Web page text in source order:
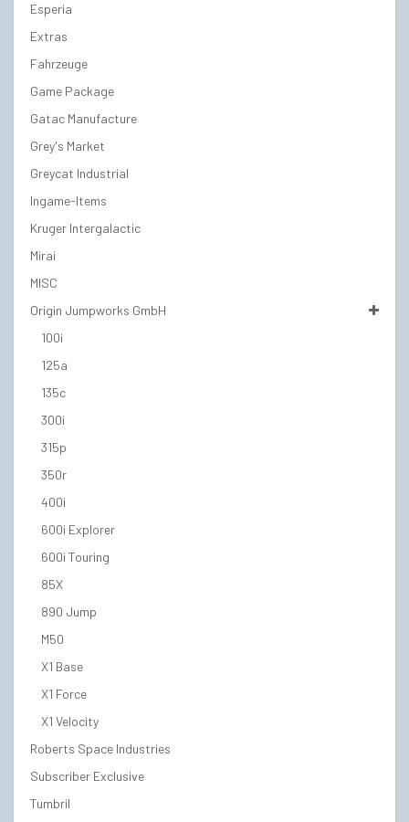
Esperia
Extras
Fahrzeuge
Game Package
Gatac Manufacture
Grey's Market
Greycat Industrial
Ingame-Items
Kruger Intergalactic
Mirai
MISC
Origin Jumpworks GmbH
100i
125a
135c
300i
315p
350r
400i
600i Explorer
600i Touring
85X
890 Jump
M50
X1 Base
X1 Force
X1 Velocity
Roberts Space Industries
Subscriber Exclusive
Tumbril